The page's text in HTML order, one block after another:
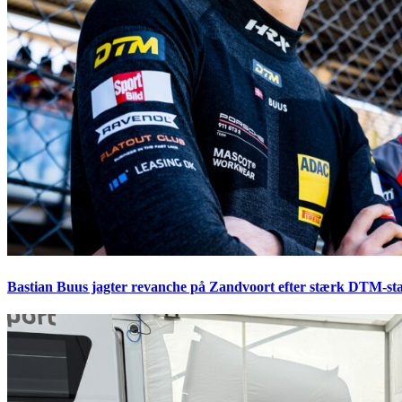
Bastian Buus jagter revanche på Zandvoort efter stærk DTM-